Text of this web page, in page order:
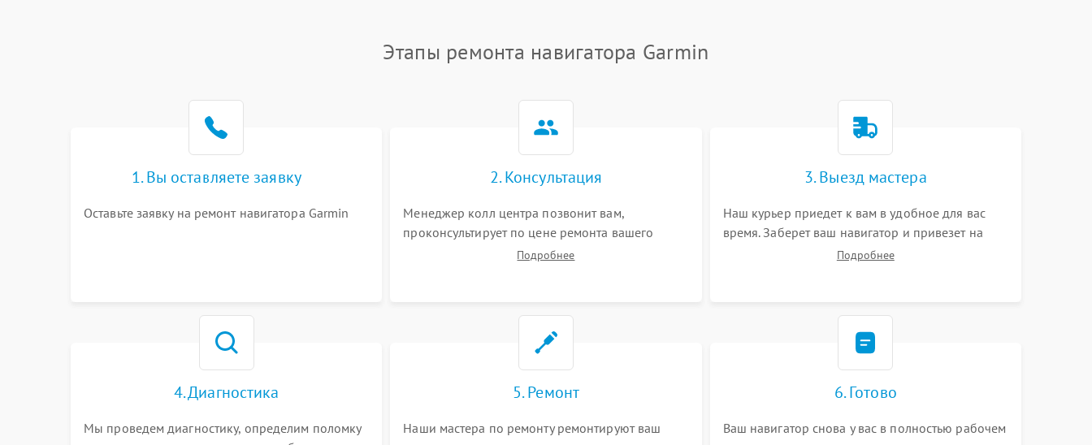
Этапы ремонта навигатора Garmin
1. Вы оставляете заявку
Оставьте заявку на ремонт навигатора Garmin
2. Консультация
Менеджер колл центра позвонит вам,
проконсультирует по цене ремонта вашего
навигатора а также ответит на все ваши
Подробнее
3. Выезд мастера
Наш курьер приедет к вам в удобное для вас
время. Заберет ваш навигатор и привезет на
склад для диагностики.Подробнее
4. Диагностика
Мы проведем диагностику, определим поломку
5. Ремонт
Наши мастера по ремонту ремонтируют ваш
6. Готово
Ваш навигатор снова у вас в полностью рабочем